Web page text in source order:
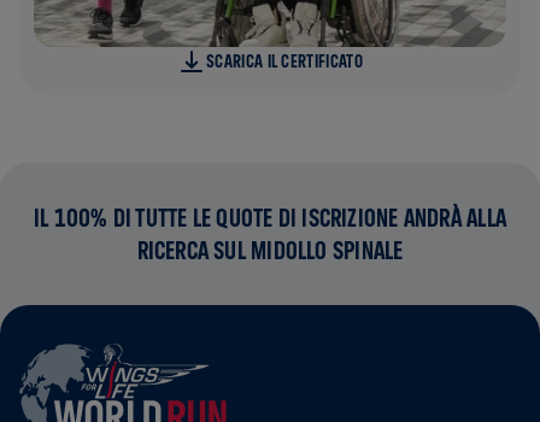
SCARICA IL CERTIFICATO
IL 100% DI TUTTE LE QUOTE DI ISCRIZIONE ANDRÀ ALLA
RICERCA SUL MIDOLLO SPINALE